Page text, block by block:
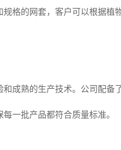
格的网套，客户可以根据植
成熟的生产技术。公司配备
一批产品都符合质量标准。